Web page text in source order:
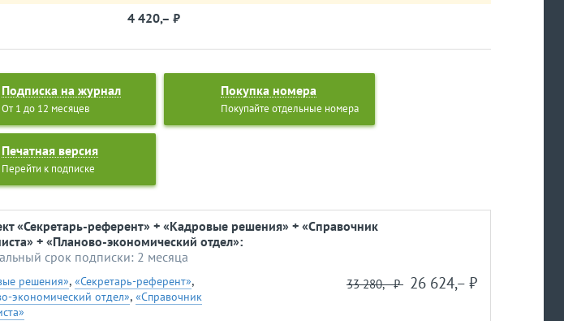
4 420,– ⃏
Подписка на журнал
От 1 до 12 месяцев
Покупка номера
Покупайте отдельные номера
Печатная версия
Перейти к подписке
«Секретарь-референт» + «Кадровые решения» + «Справочник
+ «Планово-экономический отдел»:
срок подписки: 2 месяца
33 280,– ⃏ 26 624,– ⃏
решения», «Секретарь-референт»,
экономический отдел», «Справочник